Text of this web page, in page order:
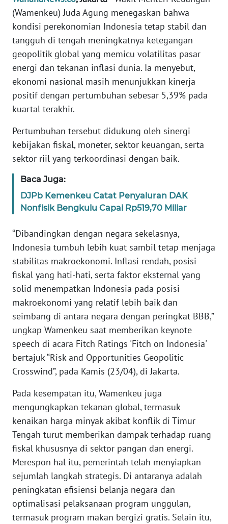
(Wamenkeu) Juda Agung menegaskan bahwa
kondisi perekonomian Indonesia tetap stabil dan
tangguh di tengah meningkatnya ketegangan
geopolitik global yang memicu volatilitas pasar
energi dan tekanan inflasi dunia. Ia menyebut,
ekonomi nasional masih menunjukkan kinerja
positif dengan pertumbuhan sebesar 5,39% pada
kuartal terakhir.
Pertumbuhan tersebut didukung oleh sinergi
kebijakan fiskal, moneter, sektor keuangan, serta
sektor riil yang terkoordinasi dengan baik.
Baca Juga:
DJPb Kemenkeu Catat Penyaluran DAK
Nonfisik Bengkulu Capai Rp519,70 Miliar
“Dibandingkan dengan negara sekelasnya,
Indonesia tumbuh lebih kuat sambil tetap menjaga
stabilitas makroekonomi. Inflasi rendah, posisi
fiskal yang hati-hati, serta faktor eksternal yang
solid menempatkan Indonesia pada posisi
makroekonomi yang relatif lebih baik dan
seimbang di antara negara dengan peringkat BBB,”
ungkap Wamenkeu saat memberikan keynote
speech di acara Fitch Ratings 'Fitch on Indonesia'
bertajuk “Risk and Opportunities Geopolitic
Crosswind”, pada Kamis (23/04), di Jakarta.
Pada kesempatan itu, Wamenkeu juga
mengungkapkan tekanan global, termasuk
kenaikan harga minyak akibat konflik di Timur
Tengah turut memberikan dampak terhadap ruang
fiskal khususnya di sektor pangan dan energi.
Merespon hal itu, pemerintah telah menyiapkan
sejumlah langkah strategis. Di antaranya adalah
peningkatan efisiensi belanja negara dan
optimalisasi pelaksanaan program unggulan,
termasuk program makan bergizi gratis. Selain itu,
Informasi
INDEKS
BERITA
KONTAK
INFO
IKLAN
TENTANG
KAMI
PEDOMAN
SIBER
KARIR
DISCLAIMER
Wahana
News
Regional
WN
SUMUT
WN
JABAR
WN
BANTEN
WN
NTT